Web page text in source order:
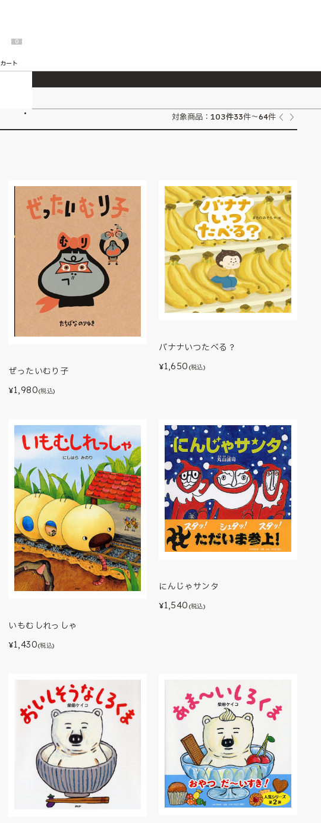
2026/7/23 『ONE PIECE magazine 021 ONE PIECEカード付き同梱版』発売延期のご案内
0
カート
対象商品： 103件33件～64件
ぜったいむり子
¥1,980(税込)
バナナいつたべる？
¥1,650 (税込)
いもむしれっしゃ
¥1,430(税込)
にんじゃサンタ
¥1,540 (税込)